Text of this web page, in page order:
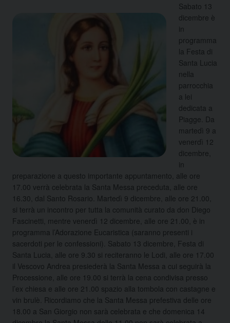
Sabato 13
dicembre è
in
programma
la Festa di
Santa Lucia
nella
parrocchia
a lei
dedicata a
Piagge. Da
martedì 9 a
venerdì 12
dicembre,
in
preparazione a questo importante appuntamento, alle ore
17.00 verrà celebrata la Santa Messa preceduta, alle ore
16.30, dal Santo Rosario. Martedì 9 dicembre, alle ore 21.00,
si terrà un incontro per tutta la comunità curato da don Diego
Fascinetti, mentre venerdì 12 dicembre, alle ore 21.00, è in
programma l’Adorazione Eucaristica (saranno presenti i
sacerdoti per le confessioni). Sabato 13 dicembre, Festa di
Santa Lucia, alle ore 9.30 si reciteranno le Lodi, alle ore 17.00
il Vescovo Andrea presiederà la Santa Messa a cui seguirà la
Processione, alle ore 19.00 si terrà la cena condivisa presso
l’ex chiesa e alle ore 21.00 spazio alla tombola con castagne e
vin brulè. Ricordiamo che la Santa Messa prefestiva delle ore
18.00 a San Giorgio non sarà celebrata e che domenica 14